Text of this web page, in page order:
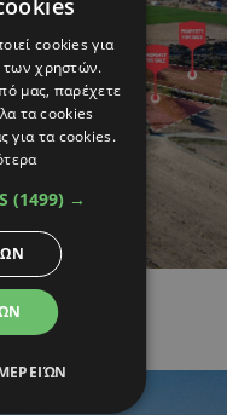
cookies για
των χρηστών.
μας, παρέχετε
τα cookies
για τα cookies.
(1499) →